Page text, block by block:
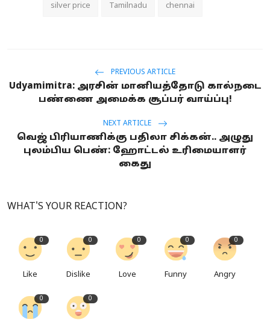
silver price Tamilnadu chennai
PREVIOUS ARTICLE
Udyamimitra: அரசின் மானியத்தோடு கால்நடை
பண்ணை அமைக்க சூப்பர் வாய்ப்பு!
NEXT ARTICLE
வெஜ் பிரியாணிக்கு பதிலா சிக்கன்.. அழுது
புலம்பிய பெண்: ஹோட்டல் உரிமையாளர்
கைது
WHAT'S YOUR REACTION?
0
Like
0
Dislike
0
Love
0
Funny
0
Angry
0 0